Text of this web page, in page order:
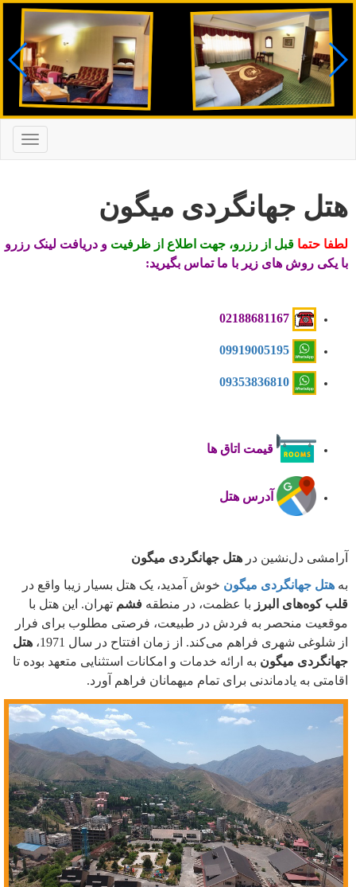
هتل جهانگردی میگون
لطفا حتما قبل از رزرو، جهت اطلاع از ظرفیت و دریافت لینک رزرو
با یکی روش های زیر با ما تماس بگیرید:
681167
قیمت اتاق ها
آدرس هتل
آرامشی دل‌نشین در هتل جهانگردی میگون
به هتل جهانگردی میگون خوش آمدید، یک هتل بسیار زیبا واقع در
قلب کوه‌های البرز با عظمت، در منطقه فشم تهران. این هتل با
موقعیت منحصر به فردش در طبیعت، فرصتی مطلوب برای فرار
از شلوغی شهری فراهم می‌کند. از زمان افتتاح در سال 1971،
هتل
جهانگردی میگون به ارائه خدمات و امکانات استثنایی متعهد بوده تا
اقامتی به یادماندنی برای تمام میهمانان فراهم آورد.